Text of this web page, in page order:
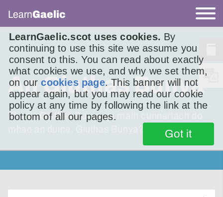
LearnGaelic.scot uses cookies. By
continuing to use this site we assume you
consent to this. You can read about exactly
what cookies we use, and why we set them,
on ourcookies page. This banner will not
appear again, but you may read our cookie
policy at any time by following the link at the
bottom of all our pages.
Got it
LearnGaelic
An Giuthas Bunya
Tha an Giuthas Bunya gu math cunnartach do